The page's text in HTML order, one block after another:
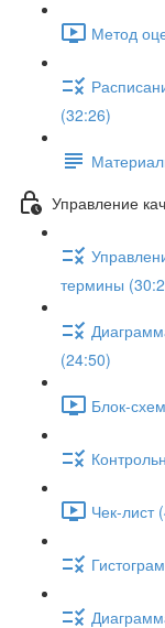
Метод
(32:26)
Управление
термины
(24:50)
Блок-
Чек-лист